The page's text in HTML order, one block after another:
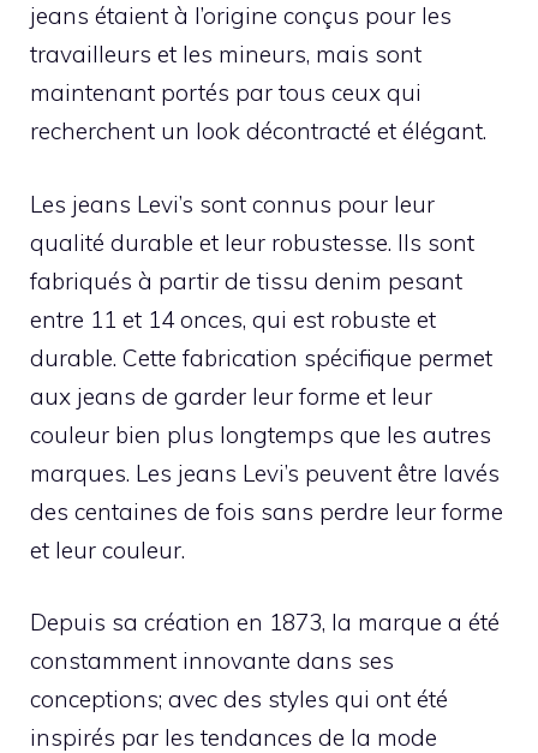
jeans étaient à l’origine conçus pour les
travailleurs et les mineurs, mais sont
maintenant portés par tous ceux qui
recherchent un look décontracté et élégant.
Les jeans Levi’s sont connus pour leur
qualité durable et leur robustesse. Ils sont
fabriqués à partir de tissu denim pesant
entre 11 et 14 onces, qui est robuste et
durable. Cette fabrication spécifique permet
aux jeans de garder leur forme et leur
couleur bien plus longtemps que les autres
marques. Les jeans Levi’s peuvent être lavés
des centaines de fois sans perdre leur forme
et leur couleur.
Depuis sa création en 1873, la marque a été
constamment innovante dans ses
conceptions; avec des styles qui ont été
inspirés par les tendances de la mode